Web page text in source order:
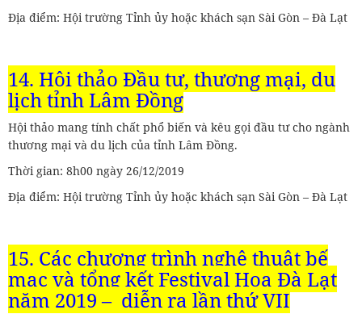
Địa điểm: Hội trường Tỉnh ủy hoặc khách sạn Sài Gòn – Đà Lạt
14. Hội thảo Đầu tư, thương mại, du
lịch tỉnh Lâm Đồng
Hội thảo mang tính chất phổ biến và kêu gọi đầu tư cho ngành
thương mại và du lịch của tỉnh Lâm Đồng.
Thời gian: 8h00 ngày 26/12/2019
Địa điểm: Hội trường Tỉnh ủy hoặc khách sạn Sài Gòn – Đà Lạt
15. Các chương trình nghệ thuật bế
mạc và tổng kết Festival Hoa Đà Lạt
năm 2019 – diễn ra lần thứ VII